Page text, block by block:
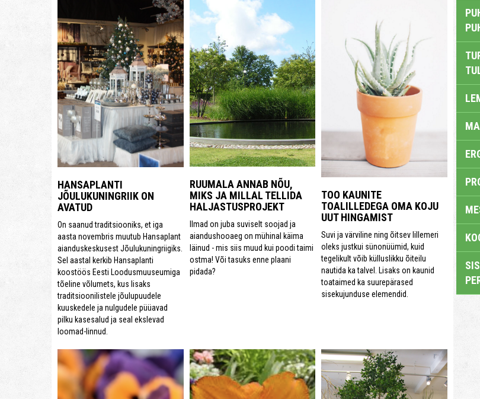
HANSAPLANTI
JÕULUKUNINGRIIK ON
AVATUD
On saanud traditsiooniks, et iga
aasta novembris muutub Hansaplant
aianduskeskusest Jõulukuningriigiks.
Sel aastal kerkib Hansaplanti
koostöös Eesti Loodusmuuseumiga
tõeline võlumets, kus lisaks
traditsioonilistele jõulupuudele
kuuskedele ja nulgudele püüavad
pilku kasesalud ja seal ekslevad
loomad-linnud.
RUUMALA ANNAB NÕU,
MIKS JA MILLAL TELLIDA
HALJASTUSPROJEKT
Ilmad on juba suviselt soojad ja
aiandushooaeg on mühinal käima
läinud - mis siis muud kui poodi taimi
ostma! Või tasuks enne plaani
pidada?
TOO KAUNITE
TOALILLEDEGA OMA KOJU
UUT HINGAMIST
Suvi ja värviline ning õitsev lillemeri
oleks justkui sünonüümid, kuid
tegelikult võib külluslikku õiteilu
nautida ka talvel. Lisaks on kaunid
toataimed ka suurepärased
sisekujunduse elemendid.